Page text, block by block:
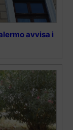
avvisa i